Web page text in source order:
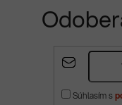
Súhlasím s